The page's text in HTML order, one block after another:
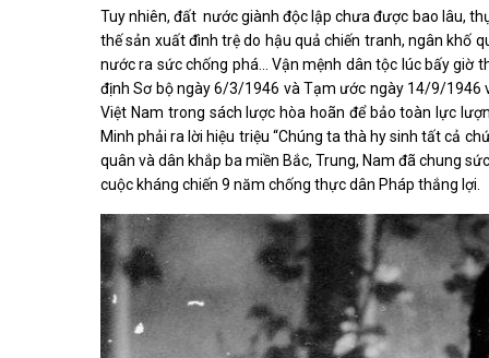
Tuy nhiên, đất nước giành độc lập chưa được bao lâu,
thế sản xuất đình trệ do hậu quả chiến tranh, ngân khố
nước ra sức chống phá… Vận mệnh dân tộc lúc bấy giờ
định Sơ bộ ngày 6/3/1946 và Tạm ước ngày 14/9/1946
Việt Nam trong sách lược hòa hoãn để bảo toàn lực
Minh phải ra lời hiệu triệu “Chúng ta thà hy sinh tất cả
quân và dân khắp ba miền Bắc, Trung, Nam đã chung
cuộc kháng chiến 9 năm chống thực dân Pháp thắng lợi.